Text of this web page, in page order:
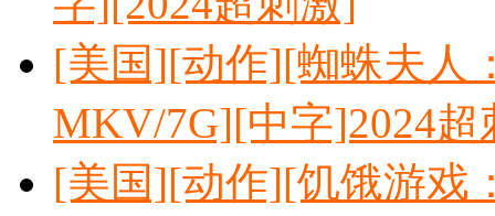
[美国][动作][蜘蛛夫人
MKV/7G][中字]2024超
[美国][动作][饥饿游戏